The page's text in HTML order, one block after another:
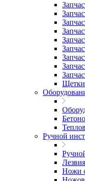
Щетки
Ручной
Лезвия
Ножи